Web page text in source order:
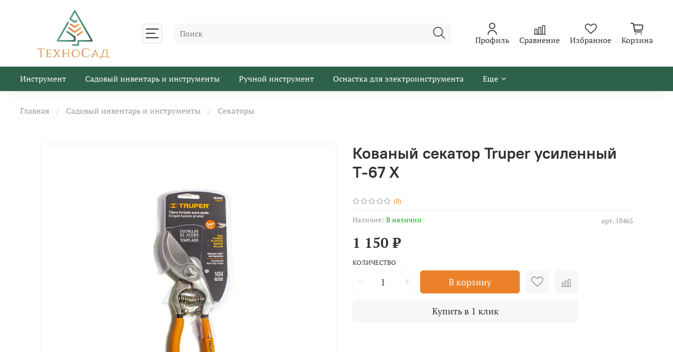
Профиль Сравнение Избранное Корзина
Инструмент Садовый инвентарь и инструменты Ручной инструмент Оснастка для электроинструмента Еще
Главная Садовый инвентарь и инструменты Секаторы
(0)
арт. 18465
Наличие: В наличии
Кованый секатор Truper усиленный
Т-67 Х
1 150 ₽
КОЛИЧЕСТВО
В корзину
Купить в 1 клик